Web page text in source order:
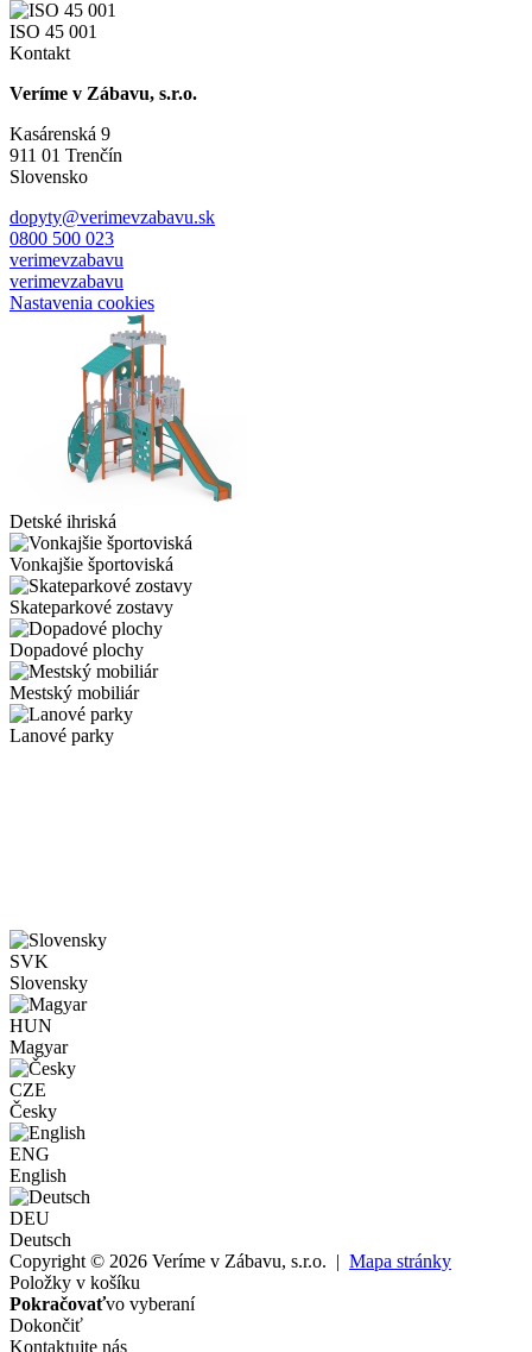
ISO 45 001
Kontakt
Veríme v Zábavu, s.r.o.
Kasárenská 9
911 01 Trenčín
Slovensko
dopyty@verimevzabavu.sk
0800 500 023
verimevzabavu
verimevzabavu
Nastavenia cookies
Detské ihriská
Vonkajšie športoviská
Skateparkové zostavy
Dopadové plochy
Mestský mobiliár
Lanové parky
SVK
Slovensky
HUN
Magyar
CZE
Česky
ENG
English
DEU
Deutsch
Copyright © 2026 Veríme v Zábavu, s.r.o. | Mapa stránky
Položky v košíku
Pokračovaťvo vyberaní
Dokončiť
Kontaktujte nás